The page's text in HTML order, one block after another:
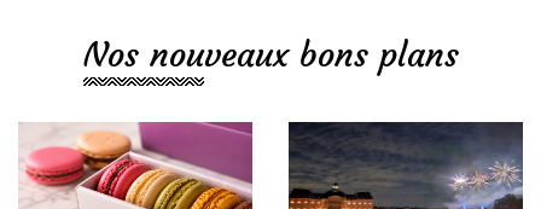
Nos nouveaux bons plans